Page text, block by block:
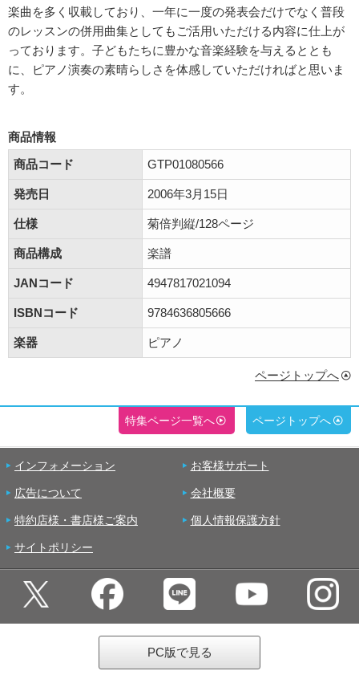
楽曲を多く収載しており、一年に一度の発表会だけでなく普段
のレッスンの併用曲集としてもご活用いただける内容に仕上が
っております。子どもたちに豊かな音楽経験を与えるととも
に、ピアノ演奏の素晴らしさを体感していただければと思いま
す。
商品情報
商品コード
GTP01080566
発売日 2006年3月15日
仕様 菊倍判縦/128ページ
商品構成 楽譜
JANコード 4947817021094
ISBNコード 9784636805666
楽器 ピアノ
ページトップへ
特集ページ一覧へ ページトップへ
インフォメーション お客様サポート
広告について 会社概要
特約店様・書店様ご案内 個人情報保護方針
サイトポリシー
PC版で見る